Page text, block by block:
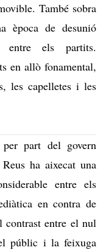
També sobra
època de desunió
entre els partits.
en allò fonamental,
les capelletes i les
part del govern
ha aixecat una
entre els
en contra de
contrast entre el nul
públic i la feixuga